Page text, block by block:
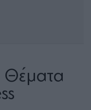
Θέματα